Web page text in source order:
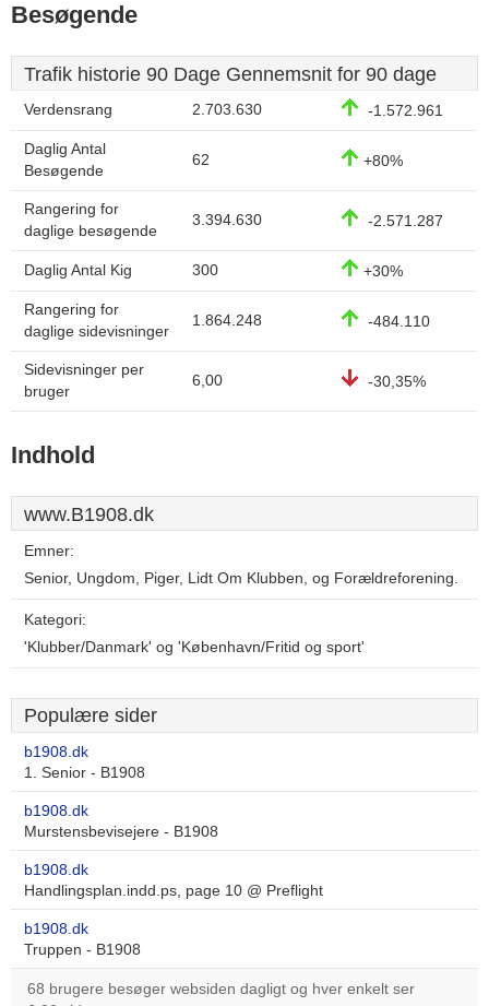
Besøgende
Trafik historie 90 Dage Gennemsnit for 90 dage
Verdensrang 2.703.630 -1.572.961
Daglig Antal
Besøgende
62 +80%
Rangering for
daglige besøgende
3.394.630 -2.571.287
Daglig Antal Kig 300 +30%
Rangering for
daglige sidevisninger
1.864.248 -484.110
Sidevisninger per
bruger
6,00 -30,35%
Indhold
www.B1908.dk
Emner:
Senior, Ungdom, Piger, Lidt Om Klubben, og Forældreforening.
Kategori:
'Klubber/Danmark' og 'København/Fritid og sport'
Populære sider
b1908.dk
1. Senior - B1908
b1908.dk
Murstensbevisejere - B1908
b1908.dk
Handlingsplan.indd.ps, page 10 @ Preflight
b1908.dk
Truppen - B1908
68 brugere besøger websiden dagligt og hver enkelt ser